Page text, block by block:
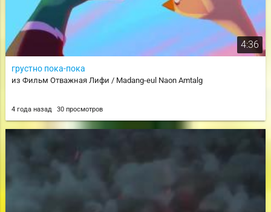
4:36
грустно пока-пока
из Фильм Отважная Лифи / Madang-eul Naon Amtalg
4 года назад 30 просмотров